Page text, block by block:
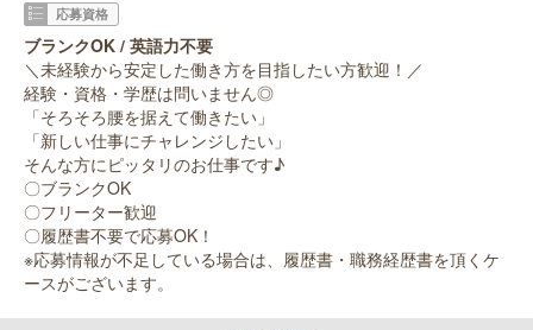
応募資格
ブランクOK / 英語力不要
＼未経験から安定した働き方を目指したい方歓迎！／
経験・資格・学歴は問いません◎
「そろそろ腰を据えて働きたい」
「新しい仕事にチャレンジしたい」
そんな方にピッタリのお仕事です♪
〇ブランクOK
〇フリーター歓迎
〇履歴書不要で応募OK！
※応募情報が不足している場合は、履歴書・職務経歴書を頂くケ
ースがございます。